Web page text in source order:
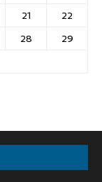
21
22
28
29